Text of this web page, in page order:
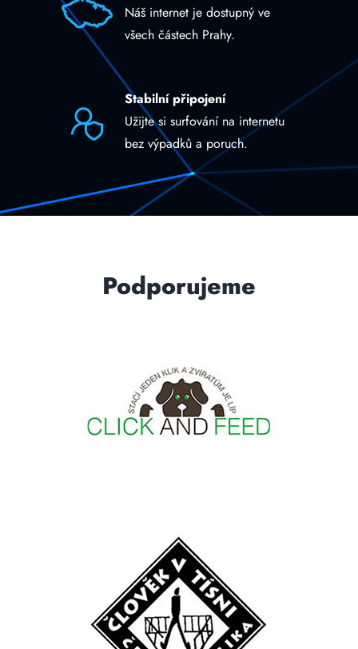
Náš internet je dostupný ve
všech částech Prahy.
Stabilní připojení
Užijte si surfování na internetu
bez výpadků a poruch.
Podporujeme